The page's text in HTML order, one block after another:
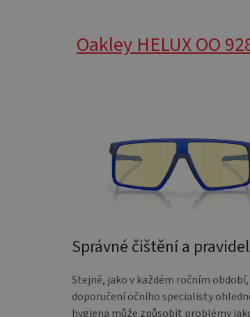
Oakley HELUX OO
Správné čištění a
Stejně, jako v každém ročním
doporučení očního specialisty
hygiena může způsobit problémy